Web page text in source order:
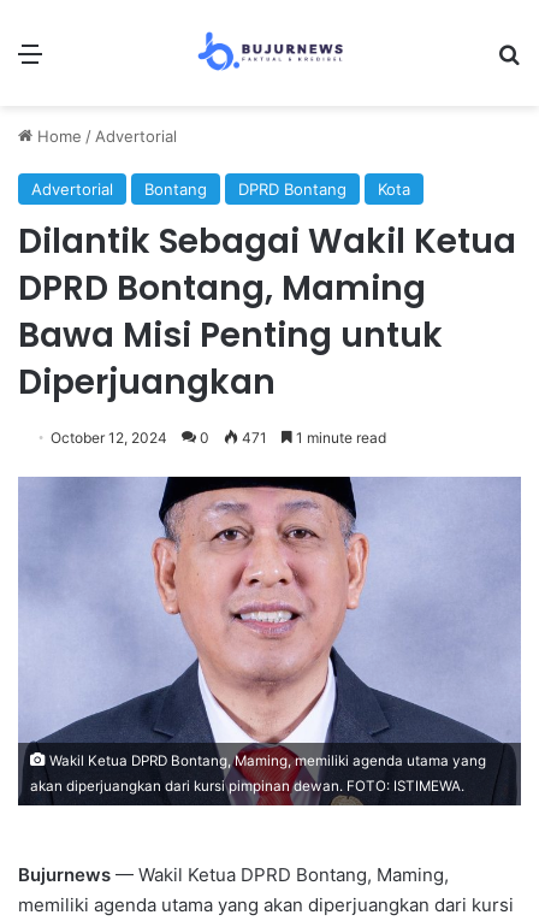
Menu
Home / Advertorial
Advertorial Bontang DPRD Bontang Kota
Dilantik Sebagai Wakil Ketua
DPRD Bontang, Maming
Bawa Misi Penting untuk
Diperjuangkan
October 12, 2024 0 471 1 minute read
Wakil Ketua DPRD Bontang, Maming, memiliki agenda utama yang
akan diperjuangkan dari kursi pimpinan dewan. FOTO: ISTIMEWA.
Bujurnews — Wakil Ketua DPRD Bontang, Maming,
memiliki agenda utama yang akan diperjuangkan dari kursi